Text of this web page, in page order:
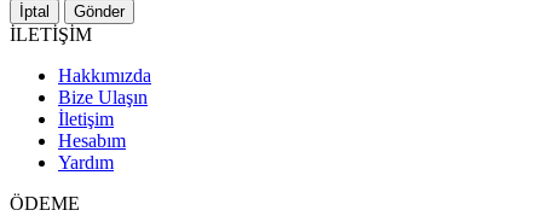
İptal Gönder
İLETİŞİM
Hakkımızda
Bize Ulaşın
İletişim
Hesabım
Yardım
ÖDEME